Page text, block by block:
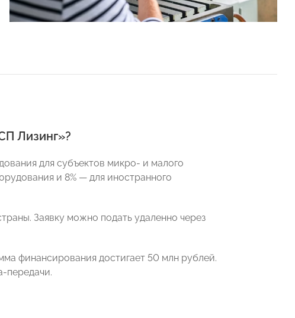
Лизинг»?
для субъектов микро- и малого
и 8% — для иностранного
Заявку можно подать удаленно через
финансирования достигает 50 млн рублей.
передачи.